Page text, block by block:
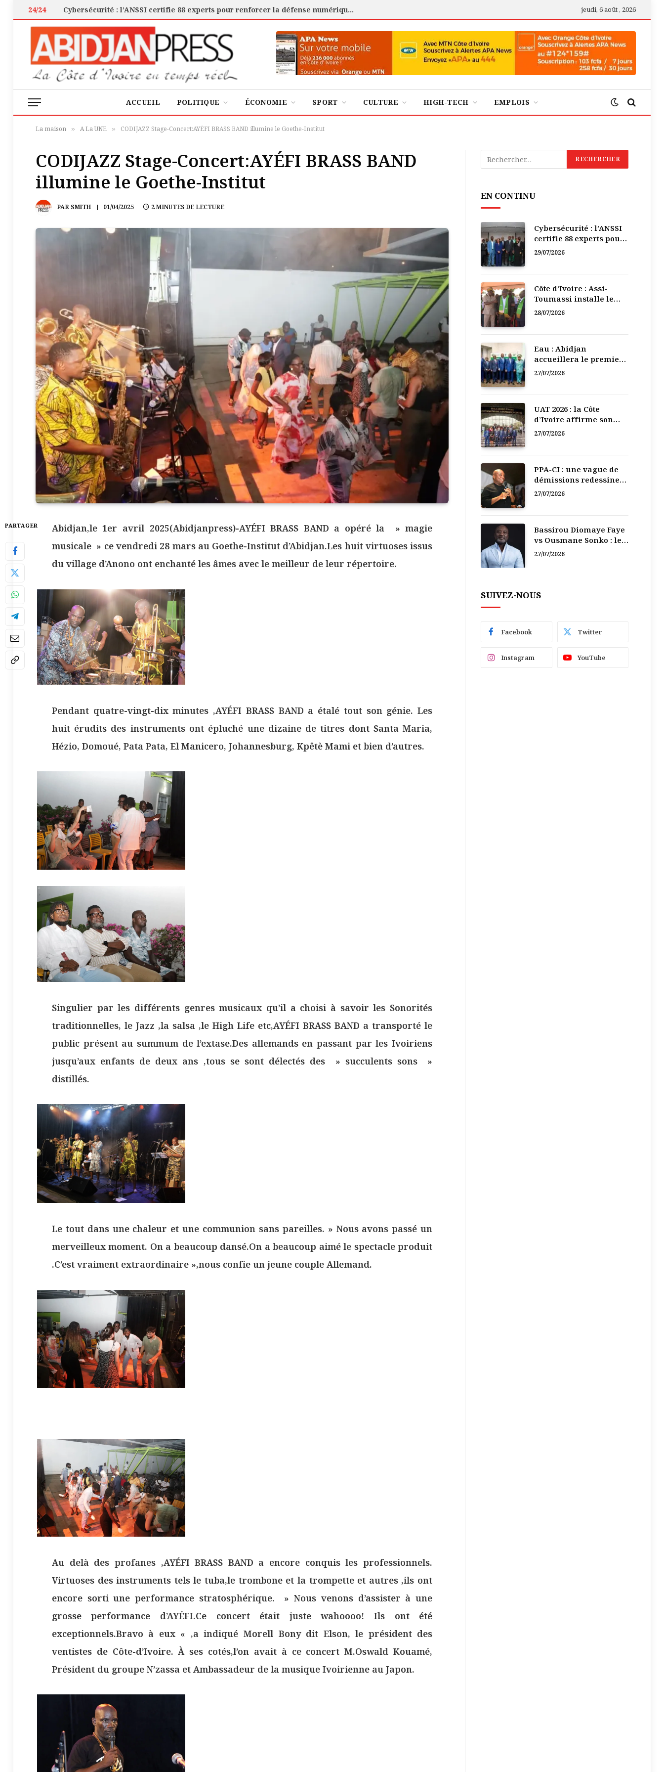
24/24 Cybersécurité : l’ANSSI certifie 88 experts pour renforcer la défense numérique de la Côte d’Ivoire jeudi, 6 août , 2026
ACCUEIL POLITIQUE ÉCONOMIE SPORT CULTURE HIGH-TECH EMPLOIS
La maison » A La UNE » CODIJAZZ Stage-Concert:AYÉFI BRASS BAND illumine le Goethe-Institut
CODIJAZZ Stage-Concert:AYÉFI BRASS BAND
illumine le Goethe-Institut
PAR SMITH 01/04/2025 2 MINUTES DE LECTURE
PARTAGER
Abidjan,le 1er avril 2025(Abidjanpress)-AYÉFI BRASS BAND a opéré la » magie
musicale » ce vendredi 28 mars au Goethe-Institut d’Abidjan.Les huit virtuoses issus
du village d’Anono ont enchanté les âmes avec le meilleur de leur répertoire.
Pendant quatre-vingt-dix minutes ,AYÉFI BRASS BAND a étalé tout son génie. Les
huit érudits des instruments ont épluché une dizaine de titres dont Santa Maria,
Hézio, Domoué, Pata Pata, El Manicero, Johannesburg, Kpêtè Mami et bien d’autres.
Singulier par les différents genres musicaux qu’il a choisi à savoir les Sonorités
traditionnelles, le Jazz ,la salsa ,le High Life etc,AYÉFI BRASS BAND a transporté le
public présent au summum de l’extase.Des allemands en passant par les Ivoiriens
jusqu’aux enfants de deux ans ,tous se sont délectés des » succulents sons »
distillés.
Le tout dans une chaleur et une communion sans pareilles. » Nous avons passé un
merveilleux moment. On a beaucoup dansé.On a beaucoup aimé le spectacle produit
.C’est vraiment extraordinaire »,nous confie un jeune couple Allemand.
Au delà des profanes ,AYÉFI BRASS BAND a encore conquis les professionnels.
Virtuoses des instruments tels le tuba,le trombone et la trompette et autres ,ils ont
encore sorti une performance stratosphérique. » Nous venons d’assister à une
grosse performance d’AYÉFI.Ce concert était juste wahoooo! Ils ont été
exceptionnels.Bravo à eux « ,a indiqué Morell Bony dit Elson, le président des
ventistes de Côte-d’Ivoire. À ses cotés,l’on avait à ce concert M.Oswald Kouamé,
Président du groupe N’zassa et Ambassadeur de la musique Ivoirienne au Japon.
EN CONTINU
Cybersécurité : l’ANSSI
certifie 88 experts pour
renforcer la défense
29/07/2026
Côte d’Ivoire : Assi-
Toumassi installe le
bureau exécutif de sa
28/07/2026
Eau : Abidjan
accueillera le premier
Forum régional de
27/07/2026
UAT 2026 : la Côte
d’Ivoire affirme son
leadership numérique
27/07/2026
PPA-CI : une vague de
démissions redessine
la recomposition
27/07/2026
Bassirou Diomaye Faye
vs Ousmane Sonko : le
vacarme du pouvoir ne
27/07/2026
SUIVEZ-NOUS
Facebook Twitter
Instagram YouTube